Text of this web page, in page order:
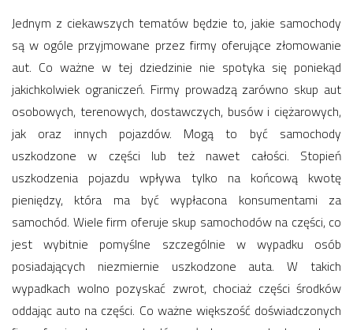
Jednym z ciekawszych tematów będzie to, jakie samochody
są w ogóle przyjmowane przez firmy oferujące złomowanie
aut. Co ważne w tej dziedzinie nie spotyka się poniekąd
jakichkolwiek ograniczeń. Firmy prowadzą zarówno skup aut
osobowych, terenowych, dostawczych, busów i ciężarowych,
jak oraz innych pojazdów. Mogą to być samochody
uszkodzone w części lub też nawet całości. Stopień
uszkodzenia pojazdu wpływa tylko na końcową kwotę
pieniędzy, która ma być wypłacona konsumentami za
samochód. Wiele firm oferuje skup samochodów na części, co
jest wybitnie pomyślne szczególnie w wypadku osób
posiadających niezmiernie uszkodzone auta. W takich
wypadkach wolno pozyskać zwrot, chociaż części środków
oddając auto na części. Co ważne większość doświadczonych